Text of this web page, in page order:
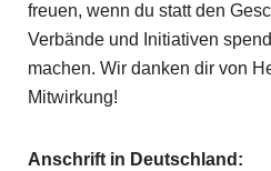
freuen, wenn du statt den
Verbände und Initiativen
machen. Wir danken dir von
Mitwirkung!
Anschrift in Deutschland: